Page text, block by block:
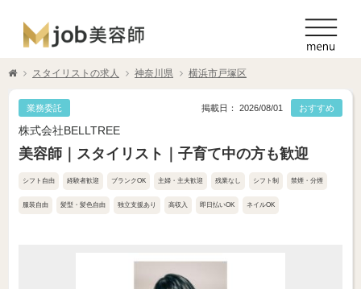
スタイリストの求人 神奈川県 横浜市戸塚区
業務委託 おすすめ
掲載日： 2026/08/01
株式会社BELLTREE
美容師｜スタイリスト｜子育て中の方も歓迎
シフト自由 経験者歓迎 ブランクOK 主婦・主夫歓迎 残業なし シフト制 禁煙・分煙
服装自由 髪型・髪色自由 独立支援あり 高収入 即日払いOK ネイルOK